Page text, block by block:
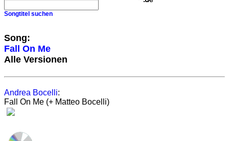
Songtitel suchen
Song:
Fall On Me
Alle Versionen
Andrea Bocelli:
Fall On Me (+ Matteo Bocelli)